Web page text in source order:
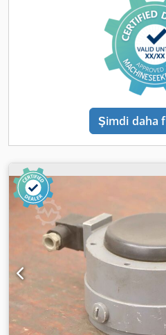
forklift mevcuttur.
Şimdi daha